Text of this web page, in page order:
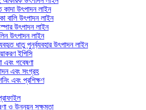
কাদা উৎপাদন লাইন
বালি উৎপাদন লাইন
উৎপাদন লাইন
উৎপাদন লাইন
ধাতু পুনর্ব্যবহার উৎপাদন লাইন
ইপিসি
এবং গবেষণা
এবং সংগ্রহ
এবং প্রশিক্ষণ
ও উন্নয়ন সক্ষমতা